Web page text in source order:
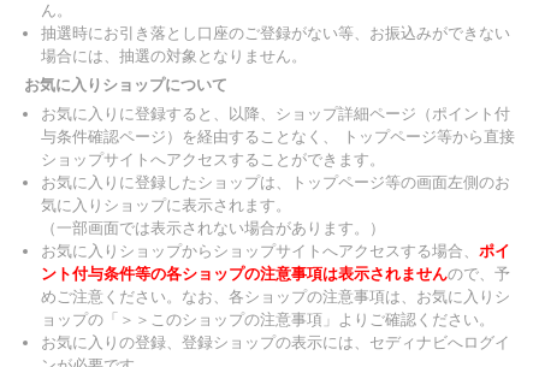
ん。
抽選時にお引き落とし口座のご登録がない等、お振込みができない
場合には、抽選の対象となりません。
お気に入りショップについて
お気に入りに登録すると、以降、ショップ詳細ページ（ポイント付
与条件確認ページ）を経由することなく、 トップページ等から直接
ショップサイトへアクセスすることができます。
お気に入りに登録したショップは、トップページ等の画面左側のお
気に入りショップに表示されます。
（一部画面では表示されない場合があります。）
お気に入りショップからショップサイトへアクセスする場合、 ポイ
ント付与条件等の各ショップの注意事項は表示されませんので、予
めご注意ください。なお、各ショップの注意事項は、お気に入りシ
ョップの「＞＞このショップの注意事項」よりご確認ください。
お気に入りの登録、登録ショップの表示には、セディナビへログイ